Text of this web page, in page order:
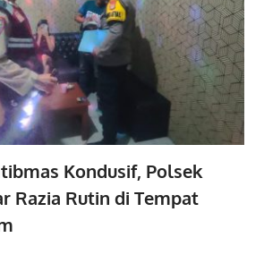
Kondusif, Polsek
Razia Rutin di Tempat